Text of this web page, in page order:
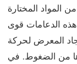
من المواد المختارة
هذه الدعامات قوى
المعرض لحركة
من الضغوط. في